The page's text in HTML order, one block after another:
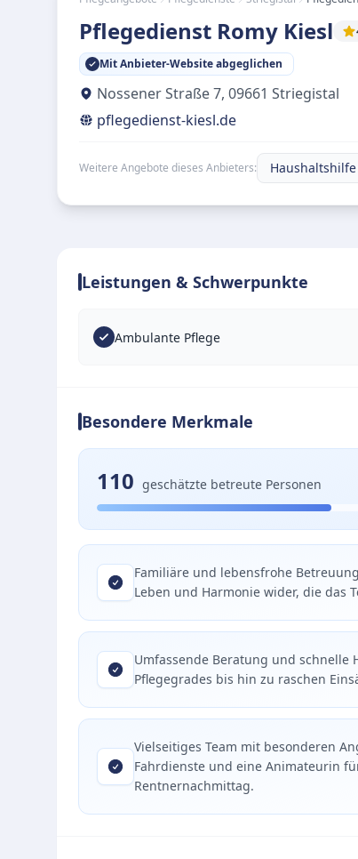
Pflegedienst Romy Kiesl
Mit Anbieter-Website abgeglichen
Nossener Straße 7, 09661 Striegistal
pflegedienst-kiesl.de
Weitere Angebote dieses Anbieters: Haushaltshilfe
Leistungen & Schwerpunkte
Ambulante Pflege
Besondere Merkmale
110 geschätzte betreute Personen
Familiäre und lebensfrohe
Leben und Harmonie wider, die das
Umfassende Beratung und schnelle
Pflegegrades bis hin zu raschen
Vielseitiges Team mit besonderen
Fahrdienste und eine Animateurin
Rentnernachmittag.